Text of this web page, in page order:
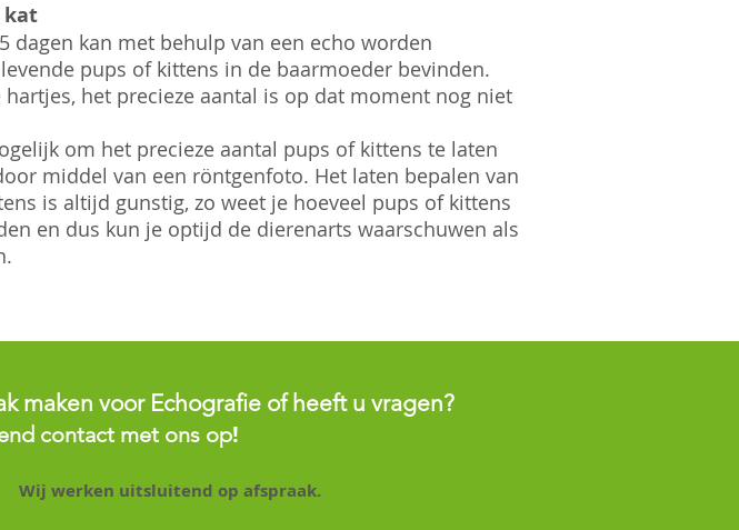
kat
dagen kan met behulp van een echo worden
pups of kittens in de baarmoeder bevinden.
het precieze aantal is op dat moment nog niet
om het precieze aantal pups of kittens te laten
middel van een röntgenfoto. Het laten bepalen van
is altijd gunstig, zo weet je hoeveel pups of kittens
en dus kun je optijd de dierenarts waarschuwen als
maken voor Echografie of heeft u vragen?
contact met ons op!
Wij werken uitsluitend op afspraak.